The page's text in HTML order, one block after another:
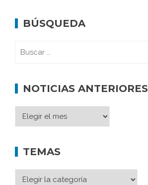
BÚSQUEDA
NOTICIAS ANTERIORES
TEMAS